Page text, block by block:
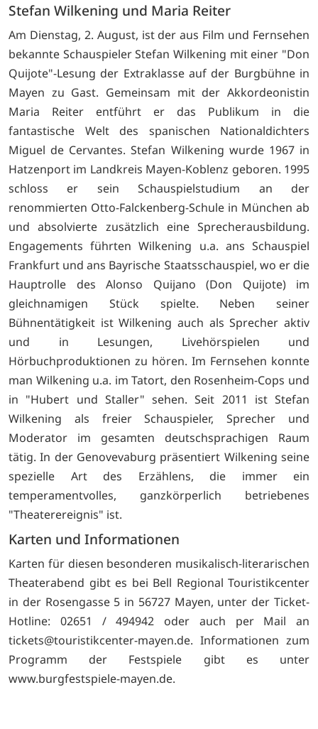
Stefan Wilkening und Maria Reiter
Am Dienstag, 2. August, ist der aus Film und Fernsehen
bekannte Schauspieler Stefan Wilkening mit einer "Don
Quijote"-Lesung der Extraklasse auf der Burgbühne in
Mayen zu Gast. Gemeinsam mit der Akkordeonistin
Maria Reiter entführt er das Publikum in die
fantastische Welt des spanischen Nationaldichters
Miguel de Cervantes. Stefan Wilkening wurde 1967 in
Hatzenport im Landkreis Mayen-Koblenz geboren. 1995
schloss er sein Schauspielstudium an der
renommierten Otto-Falckenberg-Schule in München ab
und absolvierte zusätzlich eine Sprecherausbildung.
Engagements führten Wilkening u.a. ans Schauspiel
Frankfurt und ans Bayrische Staatsschauspiel, wo er die
Hauptrolle des Alonso Quijano (Don Quijote) im
gleichnamigen Stück spielte. Neben seiner
Bühnentätigkeit ist Wilkening auch als Sprecher aktiv
und in Lesungen, Livehörspielen und
Hörbuchproduktionen zu hören. Im Fernsehen konnte
man Wilkening u.a. im Tatort, den Rosenheim-Cops und
in "Hubert und Staller" sehen. Seit 2011 ist Stefan
Wilkening als freier Schauspieler, Sprecher und
Moderator im gesamten deutschsprachigen Raum
tätig. In der Genovevaburg präsentiert Wilkening seine
spezielle Art des Erzählens, die immer ein
temperamentvolles, ganzkörperlich betriebenes
"Theaterereignis" ist.
Karten und Informationen
Karten für diesen besonderen musikalisch-literarischen
Theaterabend gibt es bei Bell Regional Touristikcenter
in der Rosengasse 5 in 56727 Mayen, unter der Ticket-
Hotline: 02651 / 494942 oder auch per Mail an
tickets@touristikcenter-mayen.de. Informationen zum
Programm der Festspiele gibt es unter
www.burgfestspiele-mayen.de.